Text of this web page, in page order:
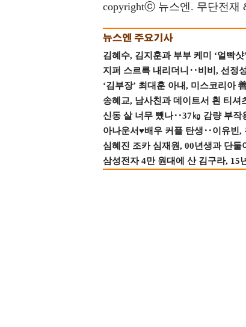
copyrightⓒ 뉴스엔. 무단전재
김혜수, 김지훈과 부부 케미 ‘얼빡샷
지퍼 스르륵 내리더니‥비비, 선정
‘김부장’ 최대훈 아내, 미스코리아
송혜교, 남사친과 데이트서 흰 티
신동 살 너무 뺐나‥37㎏ 감량 부작
아나운서♥배우 커플 탄생‥이유빈,
심혜진 조카 심재원, 00년생과 단
삼성전자 4만 원대에 산 김구라, 15